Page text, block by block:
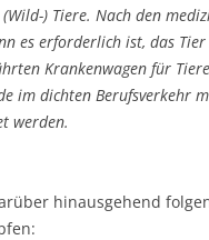
) Tiere. Nach den
es erforderlich ist, das
Krankenwagen für
im dichten Berufsverkehr
werden.
hinausgehend